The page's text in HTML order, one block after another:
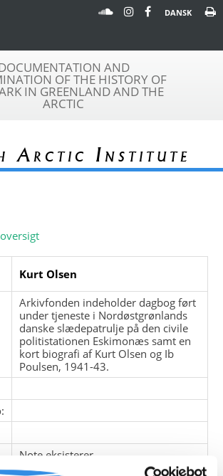
DANSK
AND
OF THE HISTORY OF
IN GREENLAND AND THE
ARCTIC
Arctic Institute
Kurt Olsen
Arkivfonden indeholder dagbog ført
under tjeneste i Nordøstgrønlands
danske slædepatrulje på den civile
politistationen Eskimonæs samt en
kort biografi af Kurt Olsen og Ib
Poulsen, 1941-43.
Note eksisterer